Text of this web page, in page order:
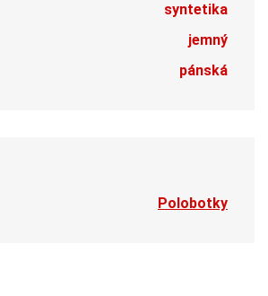
syntetika
jemný
pánská
Polobotky